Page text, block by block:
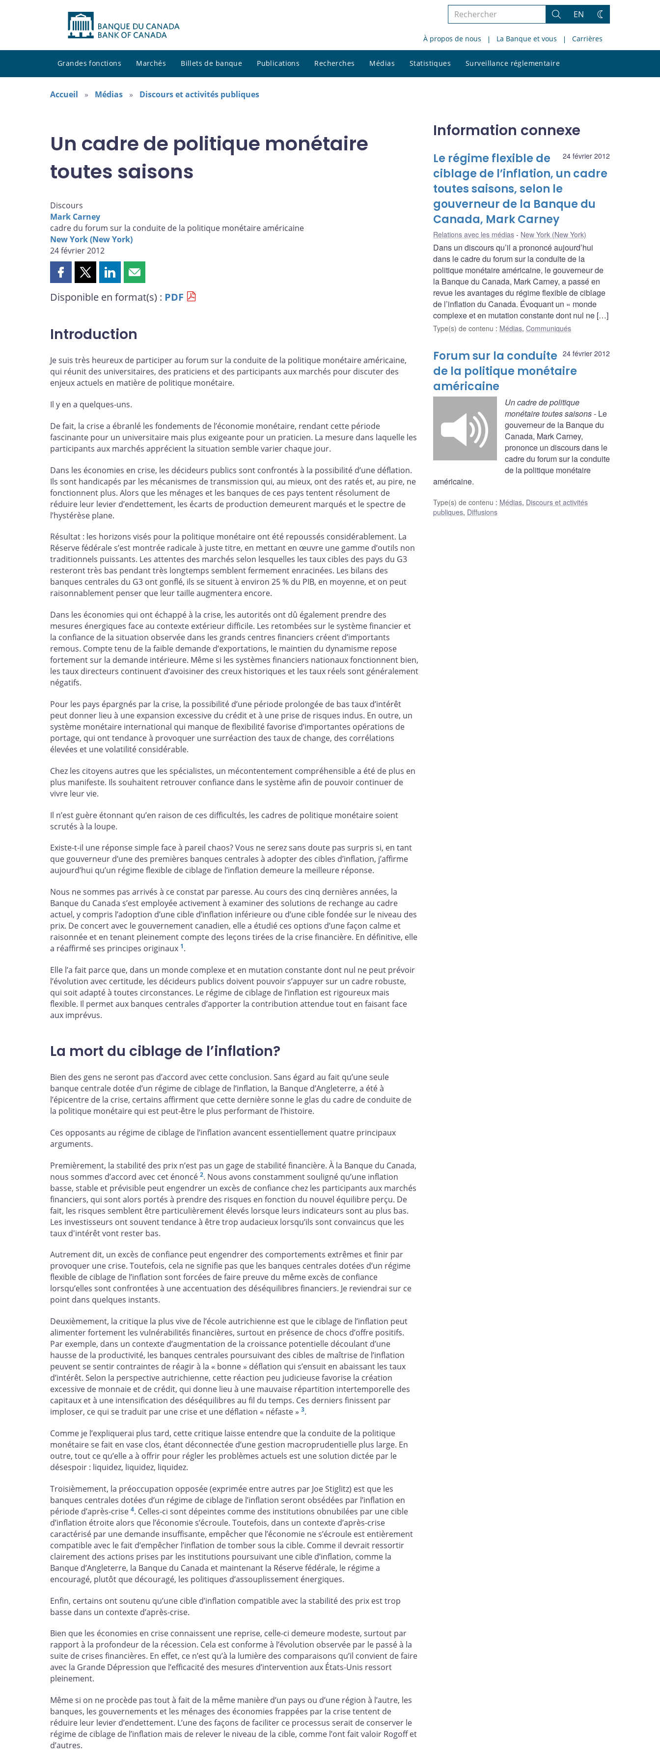
Rechercher
le
site
Rechercher
EN
Changez
thème
À propos de nous La Banque et vous Carrières
Grandes fonctions Marchés Billets de banque Publications Recherches Médias Statistiques Surveillance réglementaire
le
Accueil Médias Discours et activités publiques
Un cadre de politique monétaire
toutes saisons
Discours
Mark Carney
cadre du forum sur la conduite de la politique monétaire américaine
New York (New York)
24 février 2012
Partager
page
Partager
page
Partager
page
Partager
page
Disponible en format(s) : PDF
Introduction
Je suis très heureux de participer au forum sur la conduite de la politique monétaire américaine,
qui réunit des universitaires, des praticiens et des participants aux marchés pour discuter des
enjeux actuels en matière de politique monétaire.
Il y en a quelques-uns.
De fait, la crise a ébranlé les fondements de l’économie monétaire, rendant cette période
fascinante pour un universitaire mais plus exigeante pour un praticien. La mesure dans laquelle les
participants aux marchés apprécient la situation semble varier chaque jour.
Dans les économies en crise, les décideurs publics sont confrontés à la possibilité d’une déflation.
Ils sont handicapés par les mécanismes de transmission qui, au mieux, ont des ratés et, au pire, ne
fonctionnent plus. Alors que les ménages et les banques de ces pays tentent résolument de
réduire leur levier d’endettement, les écarts de production demeurent marqués et le spectre de
l’hystérèse plane.
Résultat : les horizons visés pour la politique monétaire ont été repoussés considérablement. La
Réserve fédérale s’est montrée radicale à juste titre, en mettant en œuvre une gamme d’outils non
traditionnels puissants. Les attentes des marchés selon lesquelles les taux cibles des pays du G3
resteront très bas pendant très longtemps semblent fermement enracinées. Les bilans des
banques centrales du G3 ont gonflé, ils se situent à environ 25 % du PIB, en moyenne, et on peut
raisonnablement penser que leur taille augmentera encore.
Dans les économies qui ont échappé à la crise, les autorités ont dû également prendre des
mesures énergiques face au contexte extérieur difficile. Les retombées sur le système financier et
la confiance de la situation observée dans les grands centres financiers créent d’importants
remous. Compte tenu de la faible demande d’exportations, le maintien du dynamisme repose
fortement sur la demande intérieure. Même si les systèmes financiers nationaux fonctionnent bien,
les taux directeurs continuent d’avoisiner des creux historiques et les taux réels sont généralement
négatifs.
Pour les pays épargnés par la crise, la possibilité d’une période prolongée de bas taux d’intérêt
peut donner lieu à une expansion excessive du crédit et à une prise de risques indus. En outre, un
système monétaire international qui manque de flexibilité favorise d’importantes opérations de
portage, qui ont tendance à provoquer une surréaction des taux de change, des corrélations
élevées et une volatilité considérable.
Chez les citoyens autres que les spécialistes, un mécontentement compréhensible a été de plus en
plus manifeste. Ils souhaitent retrouver confiance dans le système afin de pouvoir continuer de
vivre leur vie.
Il n’est guère étonnant qu’en raison de ces difficultés, les cadres de politique monétaire soient
scrutés à la loupe.
Existe-t-il une réponse simple face à pareil chaos? Vous ne serez sans doute pas surpris si, en tant
que gouverneur d’une des premières banques centrales à adopter des cibles d’inflation, j’affirme
aujourd’hui qu’un régime flexible de ciblage de l’inflation demeure la meilleure réponse.
Nous ne sommes pas arrivés à ce constat par paresse. Au cours des cinq dernières années, la
Banque du Canada s’est employée activement à examiner des solutions de rechange au cadre
actuel, y compris l’adoption d’une cible d’inflation inférieure ou d’une cible fondée sur le niveau des
prix. De concert avec le gouvernement canadien, elle a étudié ces options d’une façon calme et
raisonnée et en tenant pleinement compte des leçons tirées de la crise financière. En définitive, elle
a réaffirmé ses principes originaux 1.
Elle l’a fait parce que, dans un monde complexe et en mutation constante dont nul ne peut prévoir
l’évolution avec certitude, les décideurs publics doivent pouvoir s’appuyer sur un cadre robuste,
qui soit adapté à toutes circonstances. Le régime de ciblage de l’inflation est rigoureux mais
flexible. Il permet aux banques centrales d’apporter la contribution attendue tout en faisant face
aux imprévus.
La mort du ciblage de l’inflation?
Bien des gens ne seront pas d’accord avec cette conclusion. Sans égard au fait qu’une seule
banque centrale dotée d’un régime de ciblage de l’inflation, la Banque d’Angleterre, a été à
l’épicentre de la crise, certains affirment que cette dernière sonne le glas du cadre de conduite de
la politique monétaire qui est peut-être le plus performant de l’histoire.
Ces opposants au régime de ciblage de l’inflation avancent essentiellement quatre principaux
arguments.
Premièrement, la stabilité des prix n’est pas un gage de stabilité financière. À la Banque du Canada,
nous sommes d’accord avec cet énoncé 2. Nous avons constamment souligné qu’une inflation
basse, stable et prévisible peut engendrer un excès de confiance chez les participants aux marchés
financiers, qui sont alors portés à prendre des risques en fonction du nouvel équilibre perçu. De
fait, les risques semblent être particulièrement élevés lorsque leurs indicateurs sont au plus bas.
Les investisseurs ont souvent tendance à être trop audacieux lorsqu’ils sont convaincus que les
taux d'intérêt vont rester bas.
Autrement dit, un excès de confiance peut engendrer des comportements extrêmes et finir par
provoquer une crise. Toutefois, cela ne signifie pas que les banques centrales dotées d’un régime
flexible de ciblage de l’inflation sont forcées de faire preuve du même excès de confiance
lorsqu’elles sont confrontées à une accentuation des déséquilibres financiers. Je reviendrai sur ce
point dans quelques instants.
Deuxièmement, la critique la plus vive de l’école autrichienne est que le ciblage de l’inflation peut
alimenter fortement les vulnérabilités financières, surtout en présence de chocs d’offre positifs.
Par exemple, dans un contexte d’augmentation de la croissance potentielle découlant d’une
hausse de la productivité, les banques centrales poursuivant des cibles de maîtrise de l’inflation
peuvent se sentir contraintes de réagir à la « bonne » déflation qui s’ensuit en abaissant les taux
d’intérêt. Selon la perspective autrichienne, cette réaction peu judicieuse favorise la création
excessive de monnaie et de crédit, qui donne lieu à une mauvaise répartition intertemporelle des
capitaux et à une intensification des déséquilibres au fil du temps. Ces derniers finissent par
imploser, ce qui se traduit par une crise et une déflation « néfaste » 3.
Comme je l’expliquerai plus tard, cette critique laisse entendre que la conduite de la politique
monétaire se fait en vase clos, étant déconnectée d’une gestion macroprudentielle plus large. En
outre, tout ce qu’elle a à offrir pour régler les problèmes actuels est une solution dictée par le
désespoir : liquidez, liquidez, liquidez.
Troisièmement, la préoccupation opposée (exprimée entre autres par Joe Stiglitz) est que les
banques centrales dotées d’un régime de ciblage de l’inflation seront obsédées par l’inflation en
période d’après-crise 4. Celles-ci sont dépeintes comme des institutions obnubilées par une cible
d’inflation étroite alors que l’économie s’écroule. Toutefois, dans un contexte d’après-crise
caractérisé par une demande insuffisante, empêcher que l’économie ne s’écroule est entièrement
compatible avec le fait d’empêcher l’inflation de tomber sous la cible. Comme il devrait ressortir
clairement des actions prises par les institutions poursuivant une cible d’inflation, comme la
Banque d’Angleterre, la Banque du Canada et maintenant la Réserve fédérale, le régime a
encouragé, plutôt que découragé, les politiques d’assouplissement énergiques.
Enfin, certains ont soutenu qu’une cible d’inflation compatible avec la stabilité des prix est trop
basse dans un contexte d’après-crise.
Bien que les économies en crise connaissent une reprise, celle-ci demeure modeste, surtout par
rapport à la profondeur de la récession. Cela est conforme à l’évolution observée par le passé à la
suite de crises financières. En effet, ce n’est qu’à la lumière des comparaisons qu’il convient de faire
avec la Grande Dépression que l’efficacité des mesures d’intervention aux États-Unis ressort
pleinement.
Même si on ne procède pas tout à fait de la même manière d’un pays ou d’une région à l’autre, les
banques, les gouvernements et les ménages des économies frappées par la crise tentent de
réduire leur levier d’endettement. L’une des façons de faciliter ce processus serait de conserver le
régime de ciblage de l’inflation mais de relever le niveau de la cible, comme l’ont fait valoir Rogoff et
d’autres.
Information connexe
24 février 2012
Le régime flexible de
ciblage de l’inflation, un cadre
toutes saisons, selon le
gouverneur de la Banque du
Canada, Mark Carney
Relations avec les médias New York (New York)
Dans un discours qu’il a prononcé aujourd’hui
dans le cadre du forum sur la conduite de la
politique monétaire américaine, le gouverneur de
la Banque du Canada, Mark Carney, a passé en
revue les avantages du régime flexible de ciblage
de l’inflation du Canada. Évoquant un « monde
complexe et en mutation constante dont nul ne […]
Type(s) de contenu : Médias, Communiqués
24 février 2012
Forum sur la conduite
de la politique monétaire
américaine
Un cadre de politique
monétaire toutes saisons- Le
gouverneur de la Banque du
Canada, Mark Carney,
prononce un discours dans le
cadre du forum sur la conduite
de la politique monétaire
américaine.
Type(s) de contenu : Médias, Discours et activités
publiques, Diffusions